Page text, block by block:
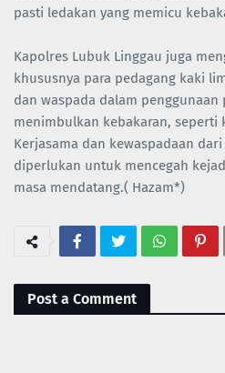
pasti ledakan yang memicu
Kapolres Lubuk Linggau juga
khususnya para pedagang kaki
dan waspada dalam
menimbulkan kebakaran, seperti
Kerjasama dan kewaspadaan
diperlukan untuk mencegah
masa mendatang.( Hazam*)
Post a Comment